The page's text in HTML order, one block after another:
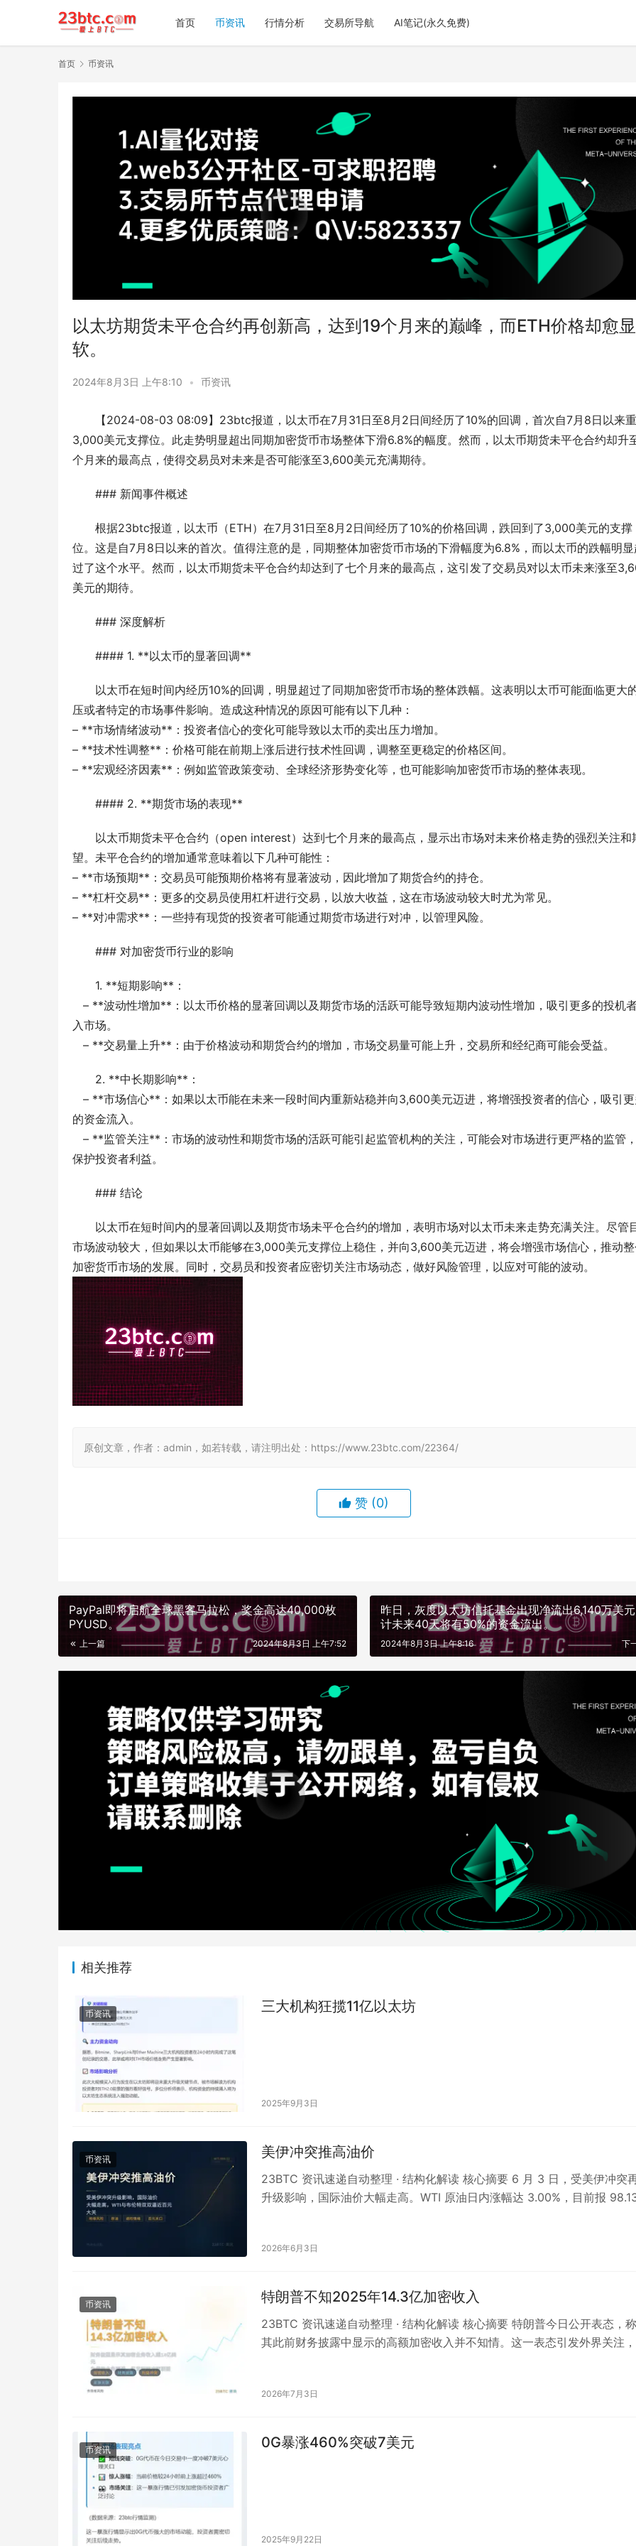
首页 币资讯 行情分析 交易所导航 AI笔记(永久免费)
首页 币资讯
以太坊期货未平仓合约再创新高，达到19个月来的巅峰，而ETH价格却愈
软。
2024年8月3日 上午8:10 • 币资讯
【2024-08-03 08:09】23btc报道，以太币在7月31日至8月2日间经历了10%的回调，首次自7月8日以来
3,000美元支撑位。此走势明显超出同期加密货币市场整体下滑6.8%的幅度。然而，以太币期货未平仓合约却升
个月来的最高点，使得交易员对未来是否可能涨至3,600美元充满期待。
### 新闻事件概述
根据23btc报道，以太币（ETH）在7月31日至8月2日间经历了10%的价格回调，跌回到了3,000美元的支撑
位。这是自7月8日以来的首次。值得注意的是，同期整体加密货币市场的下滑幅度为6.8%，而以太币的跌幅明
过了这个水平。然而，以太币期货未平仓合约却达到了七个月来的最高点，这引发了交易员对以太币未来涨至
美元的期待。
### 深度解析
#### 1. **以太币的显著回调**
以太币在短时间内经历10%的回调，明显超过了同期加密货币市场的整体跌幅。这表明以太币可能面临更大
压或者特定的市场事件影响。造成这种情况的原因可能有以下几种：
– **市场情绪波动**：投资者信心的变化可能导致以太币的卖出压力增加。
– **技术性调整**：价格可能在前期上涨后进行技术性回调，调整至更稳定的价格区间。
– **宏观经济因素**：例如监管政策变动、全球经济形势变化等，也可能影响加密货币市场的整体表现。
#### 2. **期货市场的表现**
以太币期货未平仓合约（open interest）达到七个月来的最高点，显示出市场对未来价格走势的强烈关注和
望。未平仓合约的增加通常意味着以下几种可能性：
– **市场预期**：交易员可能预期价格将有显著波动，因此增加了期货合约的持仓。
– **杠杆交易**：更多的交易员使用杠杆进行交易，以放大收益，这在市场波动较大时尤为常见。
– **对冲需求**：一些持有现货的投资者可能通过期货市场进行对冲，以管理风险。
### 对加密货币行业的影响
1. **短期影响**：
入市场。
   – **交易量上升**：由于价格波动和期货合约的增加，市场交易量可能上升，交易所和经纪商可能会受益。
2. **中长期影响**：
的资金流入。
保护投资者利益。
### 结论
以太币在短时间内的显著回调以及期货市场未平仓合约的增加，表明市场对以太币未来走势充满关注。尽管
市场波动较大，但如果以太币能够在3,000美元支撑位上稳住，并向3,600美元迈进，将会增强市场信心，推动
加密货币市场的发展。同时，交易员和投资者应密切关注市场动态，做好风险管理，以应对可能的波动。
原创文章，作者：admin，如若转载，请注明出处：https://www.23btc.com/22364/
赞 (0)
PayPal即将启航全球黑客马拉松，奖金高达40,000枚
PYUSD。
上一篇 2024年8月3日 上午7:52
昨日，灰度以太坊信托基金出现净流出6,140万美
计未来40天将有50%的资金流出。
下
2024年8月3日 上午8:16
相关推荐
币资讯 三大机构狂揽11亿以太坊
2025年9月3日
币资讯 美伊冲突推高油价
23BTC 资讯速递自动整理 · 结构化解读 核心摘要 6 月 3 日，受美伊冲突
升级影响，国际油价大幅走高。WTI 原油日内涨幅达 3.00%，目前报
2026年6月3日
币资讯 特朗普不知2025年14.3亿加密收入
23BTC 资讯速递自动整理 · 结构化解读 核心摘要 特朗普今日公开表态，
其此前财务披露中显示的高额加密收入并不知情。这一表态引发外界关注
2026年7月3日
币资讯 0G暴涨460%突破7美元
2025年9月22日